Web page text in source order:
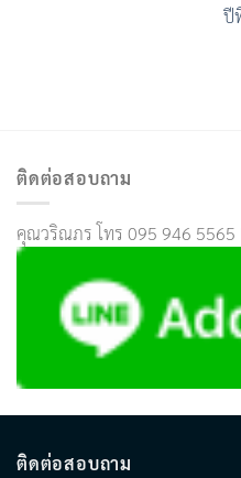
ปี
ติดต่อสอบถาม
คุณวริณภร โทร 095 946 5565
ติดต่อสอบถาม